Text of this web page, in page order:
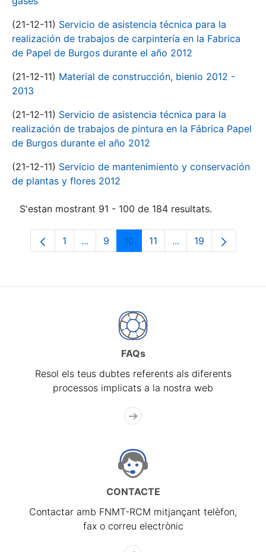
(21-12-11) Servicio de asistencia técnica para la
realización de trabajos de carpintería en la Fabrica
de Papel de Burgos durante el año 2012
(21-12-11) Material de construcción, bienio 2012 -
2013
(21-12-11) Servicio de asistencia técnica para la
realización de trabajos de pintura en la Fábrica Papel
de Burgos durante el año 2012
(21-12-11) Servicio de mantenimiento y conservación
de plantas y flores 2012
S'estan mostrant 91 - 100 de 184 resultats.
Pàgina
1 ...Pàgines intermèdies Utilitzeu TAB per
Pàgina
9 Pàgina
10 Pàgina
11 ...PàginesPàgina
19
FAQs
Resol els teus dubtes referents als diferents
processos implicats a la nostra web
CONTACTE
Contactar amb FNMT-RCM mitjançant telèfon,
fax o correu electrònic